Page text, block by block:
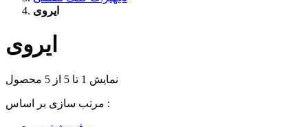
ایروی
ایروی
نمایش 1 تا 5 از 5 محصول
مرتب سازی بر اساس :